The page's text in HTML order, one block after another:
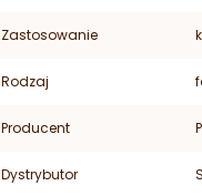
Zastosowanie
Rodzaj
Producent
Dystrybutor